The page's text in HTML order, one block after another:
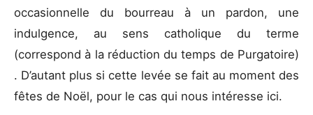
occasionnelle du bourreau à un pardon, une
indulgence, au sens catholique du terme
(correspond à la réduction du temps de Purgatoire)
. D’autant plus si cette levée se fait au moment des
fêtes de Noël, pour le cas qui nous intéresse ici.